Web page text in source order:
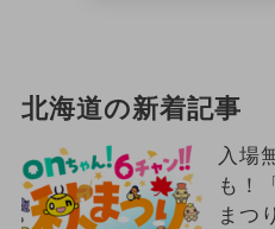
北海道の新着記事
入場
も！
まつ